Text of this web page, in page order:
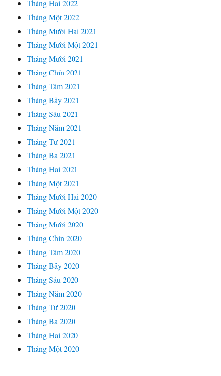
Tháng Hai 2022
Tháng Một 2022
Tháng Mười Hai 2021
Tháng Mười Một 2021
Tháng Mười 2021
Tháng Chín 2021
Tháng Tám 2021
Tháng Bảy 2021
Tháng Sáu 2021
Tháng Năm 2021
Tháng Tư 2021
Tháng Ba 2021
Tháng Hai 2021
Tháng Một 2021
Tháng Mười Hai 2020
Tháng Mười Một 2020
Tháng Mười 2020
Tháng Chín 2020
Tháng Tám 2020
Tháng Bảy 2020
Tháng Sáu 2020
Tháng Năm 2020
Tháng Tư 2020
Tháng Ba 2020
Tháng Hai 2020
Tháng Một 2020